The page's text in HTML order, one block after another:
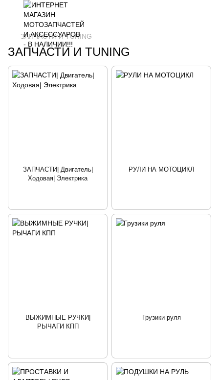
ЗАПЧАСТИ И ТUNING
ЗАПЧАСТИ И ТUNING
ЗАПЧАСТИ| Двигатель|
Ходовая| Электрика
РУЛИ НА МОТОЦИКЛ
ВЫЖИМНЫЕ РУЧКИ|
РЫЧАГИ КПП
Грузики руля